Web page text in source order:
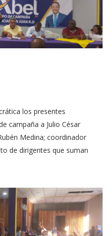
los presentes
campaña a Julio César
Medina; coordinador
de dirigentes que suman